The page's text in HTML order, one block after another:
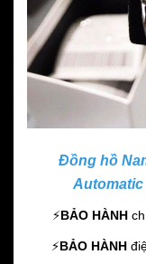
Đồng hồ
Automatic
⚡️BẢO HÀNH
⚡️BẢO HÀNH